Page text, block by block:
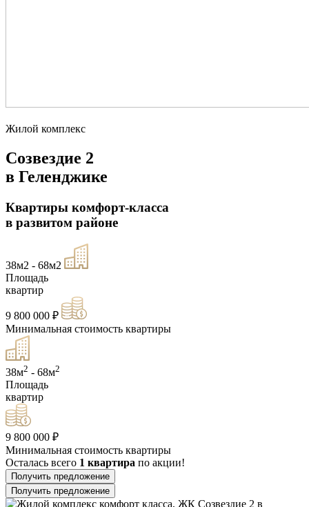
Жилой комплекс
Созвездие 2
в Геленджике
Квартиры комфорт-класса
в развитом районе
38м2 - 68м2
Площадь
квартир
9 800 000 ₽
Минимальная стоимость квартиры
38м2 - 68м2
Площадь
квартир
9 800 000 ₽
Минимальная стоимость квартиры
Осталась всего 1 квартира по акции!
Получить предложение
Получить предложение